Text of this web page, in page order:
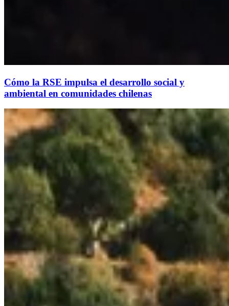
Cómo la RSE impulsa el desarrollo social y
ambiental en comunidades chilenas